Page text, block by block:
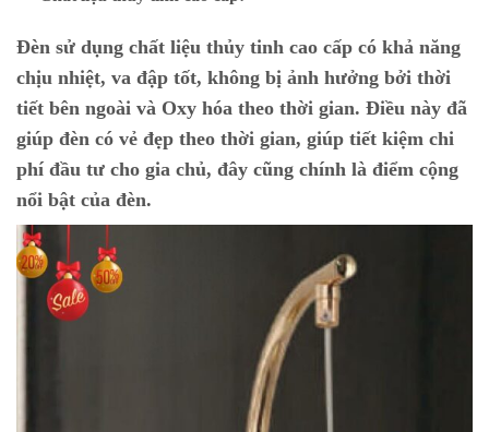
Đèn sử dụng chất liệu thủy tinh cao cấp có khả năng
chịu nhiệt, va đập tốt, không bị ảnh hưởng bởi thời
tiết bên ngoài và Oxy hóa theo thời gian. Điều này đã
giúp đèn có vẻ đẹp theo thời gian, giúp tiết kiệm chi
phí đầu tư cho gia chủ, đây cũng chính là điểm cộng
nổi bật của đèn.